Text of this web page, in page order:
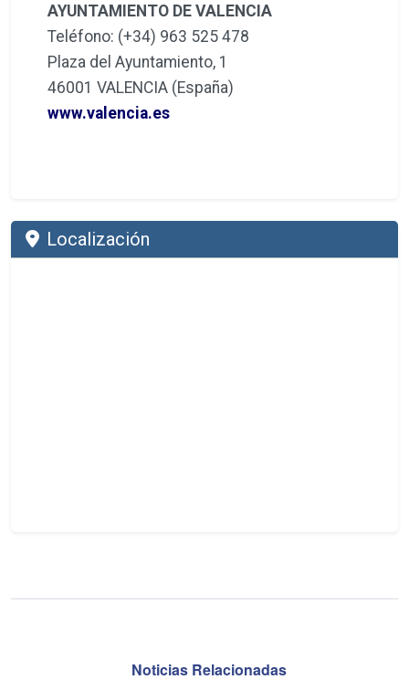
AYUNTAMIENTO DE VALENCIA
Teléfono: (+34) 963 525 478
Plaza del Ayuntamiento, 1
46001 VALENCIA (España)
www.valencia.es
Localización
Noticias Relacionadas